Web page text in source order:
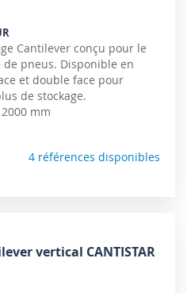
Cantilever conçu pour le
de pneus. Disponible en
et double face pour
de stockage.
mm
4 références disponibles
vertical CANTISTAR